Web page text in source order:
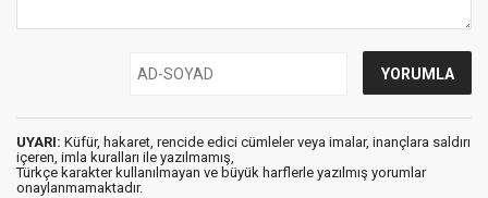
UYARI: Küfür, hakaret, rencide edici cümleler veya imalar, inançlara saldırı
içeren, imla kuralları ile yazılmamış,
Türkçe karakter kullanılmayan ve büyük harflerle yazılmış yorumlar
onaylanmamaktadır.